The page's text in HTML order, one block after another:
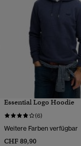
Essential Logo Hoodie
(6)
Weitere Farben verfügbar
CHF 89,90